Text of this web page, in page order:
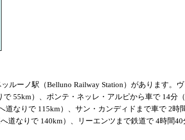
ーノ駅（Belluno Railway Station）があります。
55km）、ポンテ・ネッレ・アルピから車で 14分
道なりで 115km）、サン・カンディドまで車で 2
道なりで 140km）、リーエンツまで鉄道で 4時間40